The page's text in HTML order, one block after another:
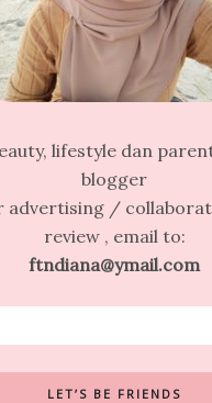
lifestyle dan
blogger
advertising /
review , email to:
ftndiana@ymail.com
LET’S BE FRIENDS